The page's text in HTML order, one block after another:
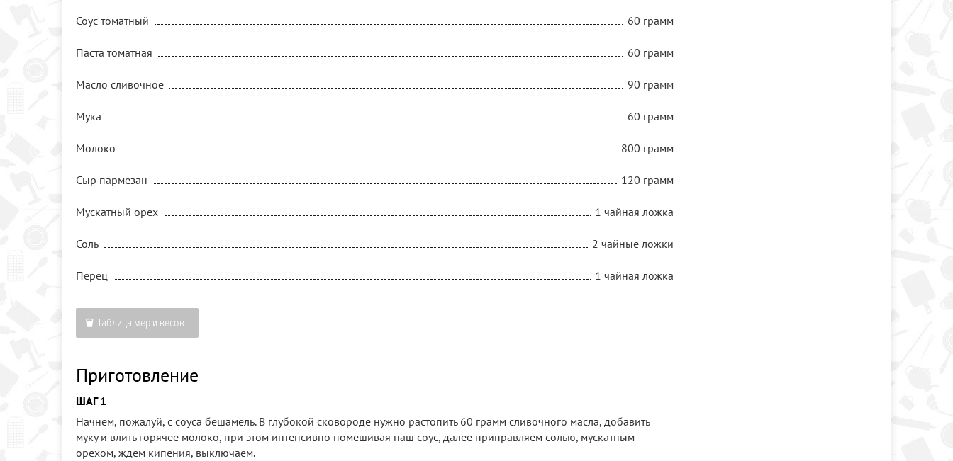
Соус томатный 60 грамм
Паста томатная 60 грамм
Масло сливочное 90 грамм
Мука 60 грамм
Молоко 800 грамм
Сыр пармезан 120 грамм
Мускатный орех 1 чайная ложка
Соль 2 чайные ложки
Перец 1 чайная ложка
Таблица мер и весов
Приготовление
ШАГ 1
Начнем, пожалуй, с соуса бешамель. В глубокой сковороде нужно растопить 60 грамм сливочного масла, добавить
муку и влить горячее молоко, при этом интенсивно помешивая наш соус, далее приправляем солью, мускатным
орехом, ждем кипения, выключаем.